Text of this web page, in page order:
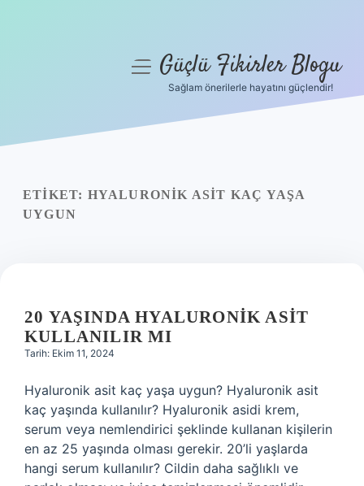
Yasal Uyarı
menüyüGüçlü Fikirler Blogu
Sağlam önerilerle hayatını güçlendir!
ETIKET: HYALURONIK ASIT KAÇ YAŞA
UYGUN
20 YAŞINDA HYALURONIK ASIT
KULLANILIR MI
Tarih: Ekim 11, 2024
Hyaluronik asit kaç yaşa uygun? Hyaluronik asit
kaç yaşında kullanılır? Hyaluronik asidi krem,
serum veya nemlendirici şeklinde kullanan kişilerin
en az 25 yaşında olması gerekir. 20’li yaşlarda
hangi serum kullanılır? Cildin daha sağlıklı ve